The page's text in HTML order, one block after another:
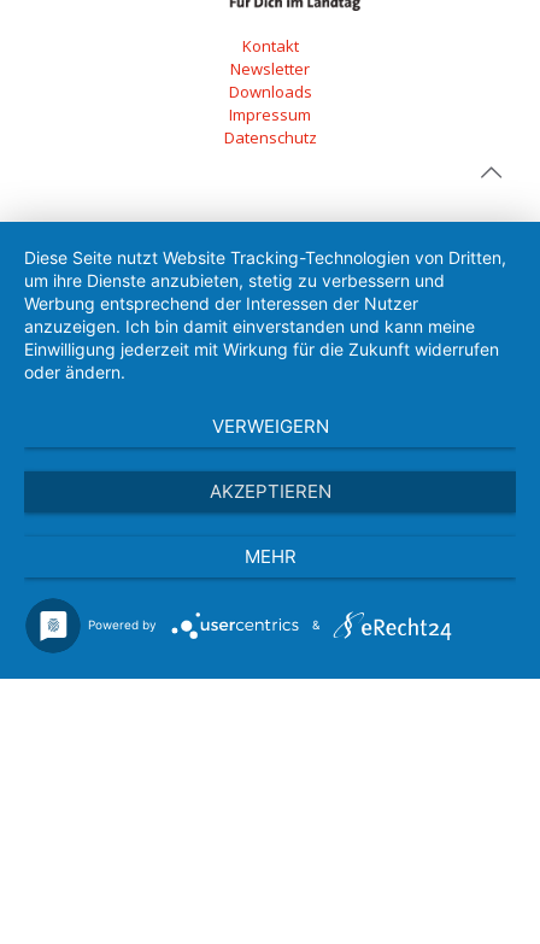
Kontakt
Newsletter
Downloads
Impressum
Datenschutz
Diese Seite nutzt Website Tracking-Technologien von Dritten,
um ihre Dienste anzubieten, stetig zu verbessern und
Werbung entsprechend der Interessen der Nutzer
anzuzeigen. Ich bin damit einverstanden und kann meine
Einwilligung jederzeit mit Wirkung für die Zukunft widerrufen
oder ändern.
VERWEIGERN
AKZEPTIEREN
MEHR
Powered by &